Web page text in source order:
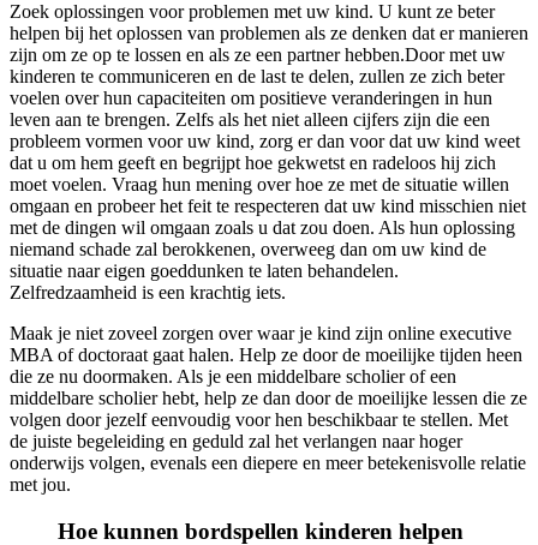
Zoek oplossingen voor problemen met uw kind. U kunt ze beter
helpen bij het oplossen van problemen als ze denken dat er manieren
zijn om ze op te lossen en als ze een partner hebben.Door met uw
kinderen te communiceren en de last te delen, zullen ze zich beter
voelen over hun capaciteiten om positieve veranderingen in hun
leven aan te brengen. Zelfs als het niet alleen cijfers zijn die een
probleem vormen voor uw kind, zorg er dan voor dat uw kind weet
dat u om hem geeft en begrijpt hoe gekwetst en radeloos hij zich
moet voelen. Vraag hun mening over hoe ze met de situatie willen
omgaan en probeer het feit te respecteren dat uw kind misschien niet
met de dingen wil omgaan zoals u dat zou doen. Als hun oplossing
niemand schade zal berokkenen, overweeg dan om uw kind de
situatie naar eigen goeddunken te laten behandelen.
Zelfredzaamheid is een krachtig iets.
Maak je niet zoveel zorgen over waar je kind zijn online executive
MBA of doctoraat gaat halen. Help ze door de moeilijke tijden heen
die ze nu doormaken. Als je een middelbare scholier of een
middelbare scholier hebt, help ze dan door de moeilijke lessen die ze
volgen door jezelf eenvoudig voor hen beschikbaar te stellen. Met
de juiste begeleiding en geduld zal het verlangen naar hoger
onderwijs volgen, evenals een diepere en meer betekenisvolle relatie
met jou.
Hoe kunnen bordspellen kinderen helpen